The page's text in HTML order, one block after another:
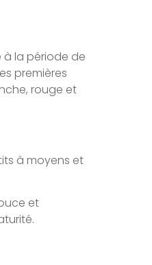
à la période de
premières
rouge et
à moyens et
et